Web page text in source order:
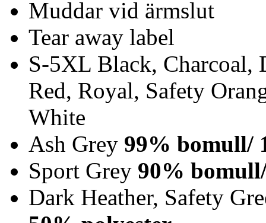
Muddar vid ärmslut
Tear away label
S-5XL Black, Charcoal,
Red, Royal, Safety
White
Ash Grey 99% bomull/
Sport Grey 90%
Dark Heather, Safety